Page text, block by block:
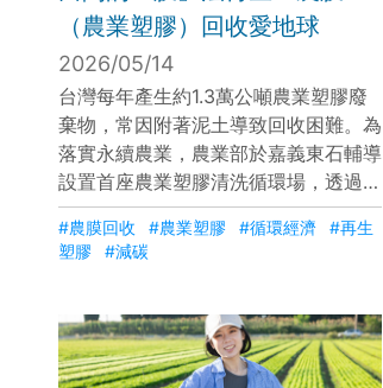
（農業塑膠）回收愛地球
2026/05/14
台灣每年產生約1.3萬公噸農業塑膠廢
棄物，常因附著泥土導致回收困難。為
落實永續農業，農業部於嘉義東石輔導
設置首座農業塑膠清洗循環場，透過破
碎、清洗與乾燥技術，將廢農膜轉化為
高價值的再生塑膠粒子。這項技術不僅
能減少70%至80%的碳排放，更讓農
業資源全循環的目標。
#農膜回收 #農業塑膠 #循環經濟
#再生
塑膠
#減碳